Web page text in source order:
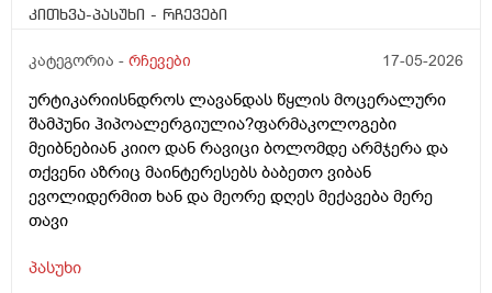
კითხვა-პასუხი - რჩევები
კატეგორია - რჩევები 17-05-2026
ურტიკარიისნდროს ლავანდას წყლის მოცერალური
შამპუნი ჰიპოალერგიულია?ფარმაკოლოგები
მეიბნებიან კიიო დან რავიცი ბოლომდე არმჯერა და
თქვენი აზრიც მაინტერესებს ბაბეთო ვიბან
ევოლიდერმით ხან და მეორე დღეს მექავება მერე
თავი
პასუხი